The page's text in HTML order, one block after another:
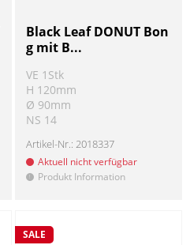
Black Leaf DONUT Bon
g mit B...
VE 1Stk
H 120mm
Ø 90mm
NS 14
Artikel-Nr.:2018337
Aktuell nicht verfügbar
! Produkt Information
SALE